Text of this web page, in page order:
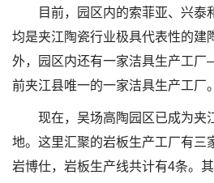
目前，园区内的索菲亚、兴泰
均是夹江陶瓷行业极具代表性的建
外，园区内还有一家洁具生产工
前夹江县唯一的一家洁具生产工厂。
现在，吴场高陶园区已成为夹
地。这里汇聚的岩板生产工厂有三
岩博仕，岩板生产线共计有4条。